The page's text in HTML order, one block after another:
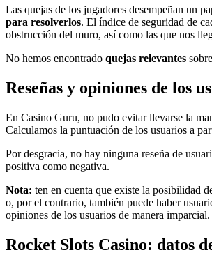
Las quejas de los jugadores desempeñan un
para resolverlos. El índice de seguridad de
obstrucción del muro, así como las que nos
No hemos encontrado quejas relevantes
Reseñas y opiniones de los
En Casino Guru, no pudo evitar llevarse la
Calculamos la puntuación de los usuarios a
Por desgracia, no hay ninguna reseña de
positiva como negativa.
Nota: ten en cuenta que existe la posibilidad
o, por el contrario, también puede haber
opiniones de los usuarios de manera
Rocket Slots Casino: datos